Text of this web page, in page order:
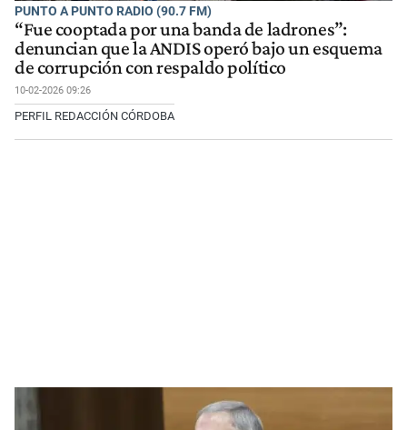
PUNTO A PUNTO RADIO (90.7 FM)
“Fue cooptada por una banda de ladrones”:
denuncian que la ANDIS operó bajo un esquema
de corrupción con respaldo político
10-02-2026 09:26
PERFIL REDACCIÓN CÓRDOBA